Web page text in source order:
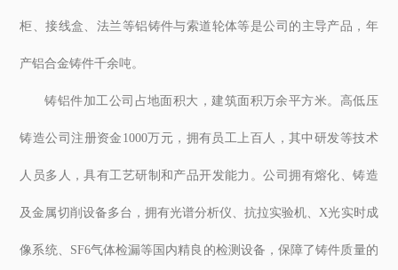
柜、接线盒、法兰等铝铸件与索道轮体等是公司的主导产品，年
产铝合金铸件千余吨。
铸铝件加工公司占地面积大，建筑面积万余平方米。高低压
铸造公司注册资金1000万元，拥有员工上百人，其中研发等技术
人员多人，具有工艺研制和产品开发能力。公司拥有熔化、铸造
及金属切削设备多台，拥有光谱分析仪、抗拉实验机、X光实时成
像系统、SF6气体检漏等国内精良的检测设备，保障了铸件质量的